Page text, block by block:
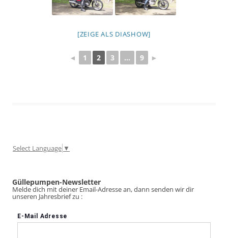
[ZEIGE ALS DIASHOW]
◄ 1 2 3 ... 9 ►
Select Language ▼
Güllepumpen-Newsletter
Melde dich mit deiner Email-Adresse an, dann senden wir dir
unseren Jahresbrief zu :